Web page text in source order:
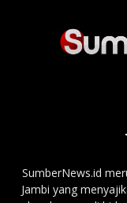
SumberNews.id
Jambi yang